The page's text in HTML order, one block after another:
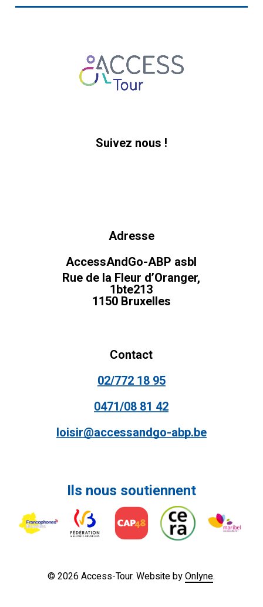
Suivez nous !
Adresse
AccessAndGo-ABP asbl
Rue de la Fleur d’Oranger,
1bte213
1150 Bruxelles
Contact
02/772 18 95
0471/08 81 42
loisir@accessandgo-abp.be
Ils nous soutiennent
©2026Access-Tour. Website byOnlyne.